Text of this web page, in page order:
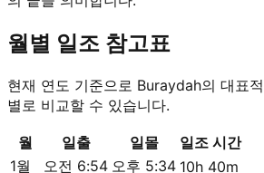
월별 일조 참고표
현재 연도 기준으로 Buraydah의 대표
별로 비교할 수 있습니다.
월 일출 일몰
일조 시간
1월
오전 6:54 오후 5:34 10h 40m